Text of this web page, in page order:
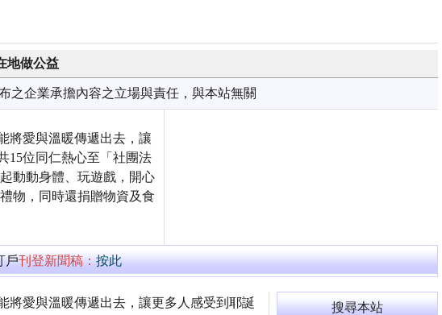
地做公益
之企業承擔內容之立場與責任，與本站無關
將愛與溫暖傳遞出去，讓
15位同仁熱心至「社團法
動動身體、玩遊戲，開心
物，同時還捐贈物資及食
戶刊登新聞稿：按此
將愛與溫暖傳遞出去，讓更多人感受到耶誕
搜尋本站